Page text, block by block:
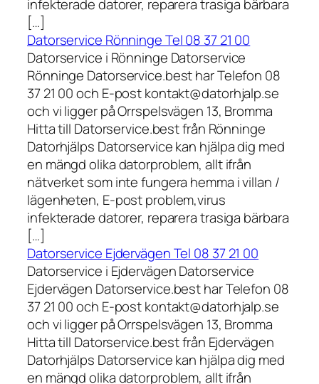
infekterade datorer, reparera trasiga bärbara
[…]
Datorservice Rönninge Tel 08 37 21 00
Datorservice i Rönninge Datorservice
Rönninge Datorservice.best har Telefon 08
37 21 00 och E-post kontakt@datorhjalp.se
och vi ligger på Orrspelsvägen 13, Bromma
Hitta till Datorservice.best från Rönninge
Datorhjälps Datorservice kan hjälpa dig med
en mängd olika datorproblem, allt ifrån
nätverket som inte fungera hemma i villan /
lägenheten, E-post problem,virus
infekterade datorer, reparera trasiga bärbara
[…]
Datorservice Ejdervägen Tel 08 37 21 00
Datorservice i Ejdervägen Datorservice
Ejdervägen Datorservice.best har Telefon 08
37 21 00 och E-post kontakt@datorhjalp.se
och vi ligger på Orrspelsvägen 13, Bromma
Hitta till Datorservice.best från Ejdervägen
Datorhjälps Datorservice kan hjälpa dig med
en mängd olika datorproblem, allt ifrån